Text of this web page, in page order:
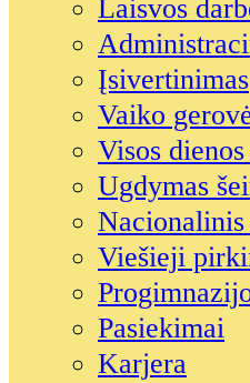
Laisvos
Įsivertinimas
Vaiko
Visos
Ugdymas
Viešieji
Pasiekimai
Karjera